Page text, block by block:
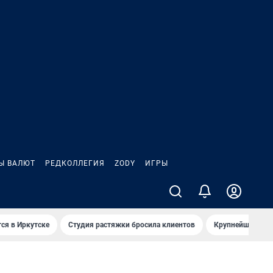
ВАЛЮТ РЕДКОЛЛЕГИЯ ZODY ИГРЫ
в Иркутске Студия растяжки бросила клиентов Крупнейшие